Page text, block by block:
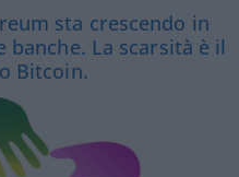
sta crescendo in
La scarsità è il
Bitcoin.